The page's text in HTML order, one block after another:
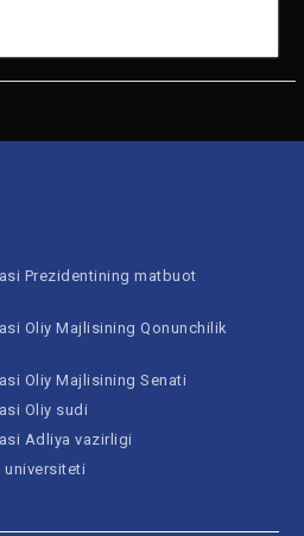
n
99951 n
60108 n
Prezidentining matbuot
Oliy Majlisining Qonunchilik
Oliy Majlisining Senati
Oliy sudi
Adliya vazirligi
universiteti